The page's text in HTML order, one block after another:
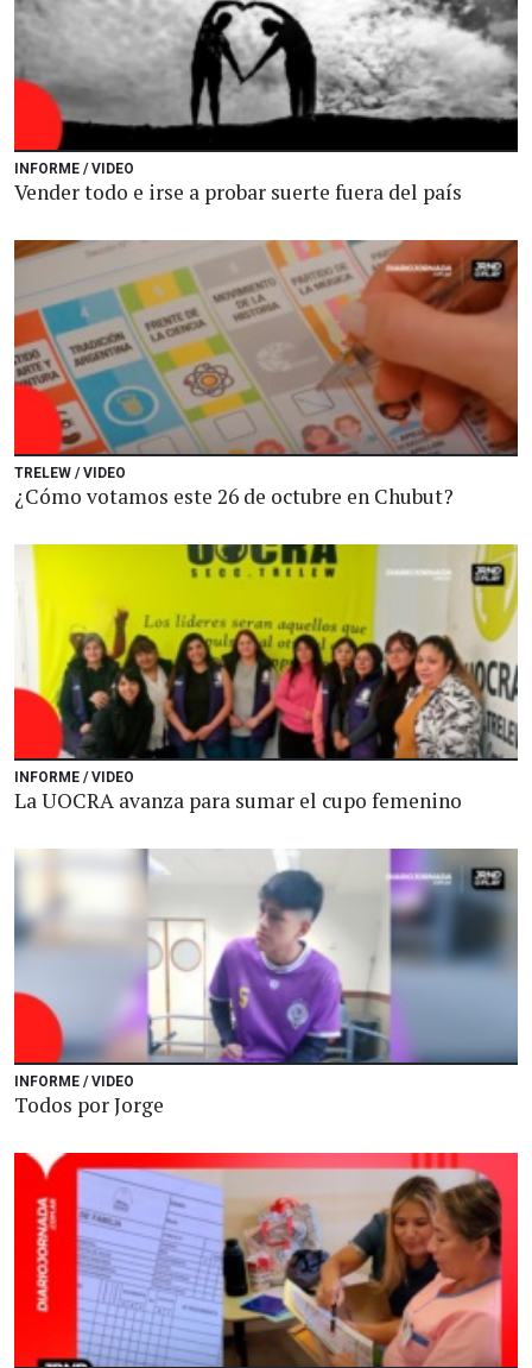
INFORME / VIDEO
Vender todo e irse a probar suerte fuera del país
TRELEW / VIDEO
¿Cómo votamos este 26 de octubre en Chubut?
INFORME / VIDEO
La UOCRA avanza para sumar el cupo femenino
INFORME / VIDEO
Todos por Jorge